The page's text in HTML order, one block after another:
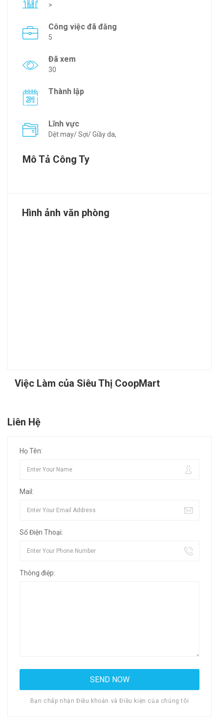
>
Công việc đã đăng
5
Đã xem
30
Thành lập
Lĩnh vực
Dệt may/ Sợi/ Giầy da,
Mô Tả Công Ty
Hình ảnh văn phòng
Việc Làm của Siêu Thị CoopMart
Liên Hệ
Họ Tên:
Mail:
Số Điện Thoại:
Thông điệp:
Bạn chấp nhận Điều khoản và Điều kiện của chúng tôi